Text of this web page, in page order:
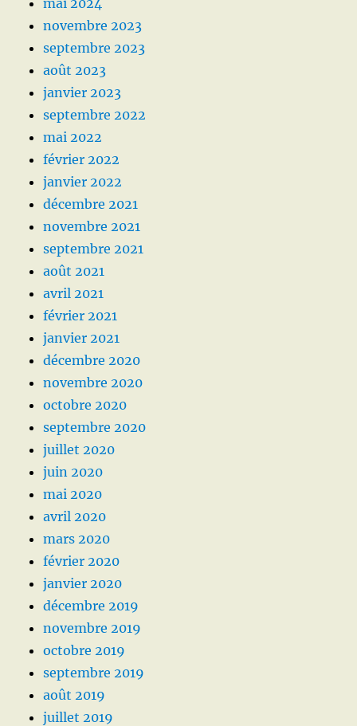
mai 2024
novembre 2023
septembre 2023
août 2023
janvier 2023
septembre 2022
mai 2022
février 2022
janvier 2022
décembre 2021
novembre 2021
septembre 2021
août 2021
avril 2021
février 2021
janvier 2021
décembre 2020
novembre 2020
octobre 2020
septembre 2020
juillet 2020
juin 2020
mai 2020
avril 2020
mars 2020
février 2020
janvier 2020
décembre 2019
novembre 2019
octobre 2019
septembre 2019
août 2019
juillet 2019